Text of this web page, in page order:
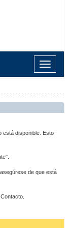
Toggle
navigation
está disponible. Esto
de que está